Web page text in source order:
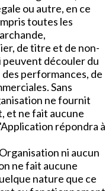
ou autre, en ce
toutes les
de titre et de non-
découler du
performances, de
Sans
ne fournit
et ne fait aucune
répondra à
ni aucun
ne fait aucune
nature que ce